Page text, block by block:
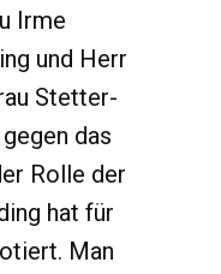
Irme
und Herr
Stetter-
das
Rolle der
hat für
Man